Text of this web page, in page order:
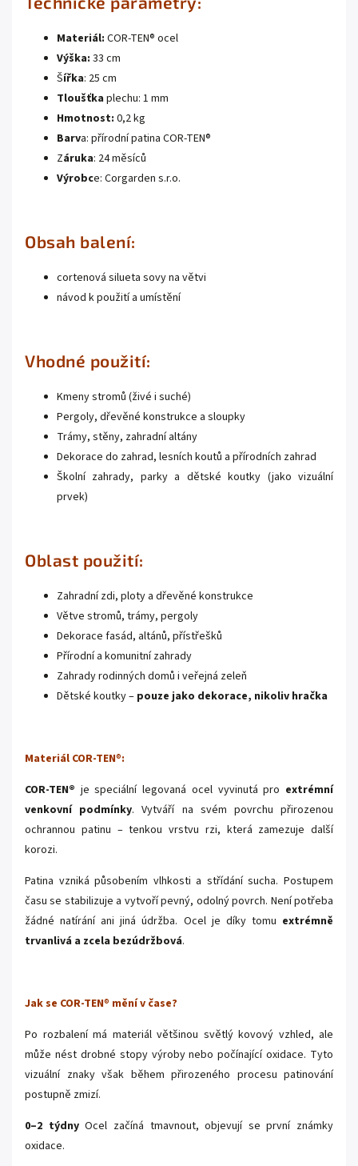
Materiál: COR-TEN® ocel
Výška: 33 cm
Šířka: 25 cm
Tloušťka plechu: 1 mm
Hmotnost: 0,2 kg
Barva: přírodní patina COR-TEN®
Záruka: 24 měsíců
Výrobce: Corgarden s.r.o.
Obsah balení:
cortenová silueta sovy na větvi
návod k použití a umístění
Vhodné použití:
Kmeny stromů (živé i suché)
Pergoly, dřevěné konstrukce a sloupky
Trámy, stěny, zahradní altány
Dekorace do zahrad, lesních koutů a přírodních zahrad
Školní zahrady, parky a dětské koutky (jako vizuální
prvek)
Oblast použití:
Zahradní zdi, ploty a dřevěné konstrukce
Větve stromů, trámy, pergoly
Dekorace fasád, altánů, přístřešků
Přírodní a komunitní zahrady
Zahrady rodinných domů i veřejná zeleň
Dětské koutky – pouze jako dekorace, nikoliv hračka
Materiál COR-TEN®:
COR-TEN® je speciální legovaná ocel vyvinutá pro extrémní
venkovní podmínky. Vytváří na svém povrchu přirozenou
ochrannou patinu – tenkou vrstvu rzi, která zamezuje další
korozi.
Patina vzniká působením vlhkosti a střídání sucha. Postupem
času se stabilizuje a vytvoří pevný, odolný povrch. Není potřeba
žádné natírání ani jiná údržba. Ocel je díky tomu extrémně
trvanlivá a zcela bezúdržbová.
Jak se COR-TEN® mění v čase?
Po rozbalení má materiál většinou světlý kovový vzhled, ale
může nést drobné stopy výroby nebo počínající oxidace. Tyto
vizuální znaky však během přirozeného procesu patinování
postupně zmizí.
0–2 týdnyOcel začíná tmavnout, objevují se první známky
oxidace.